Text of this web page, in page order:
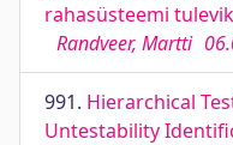
rahasüsteemi
Randveer, Martti
991. Hierarchical
Untestability